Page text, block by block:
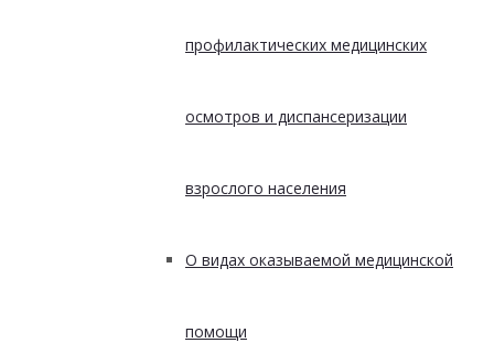
профилактических медицинских
осмотров и диспансеризации
взрослого населения
О видах оказываемой медицинской
помощи